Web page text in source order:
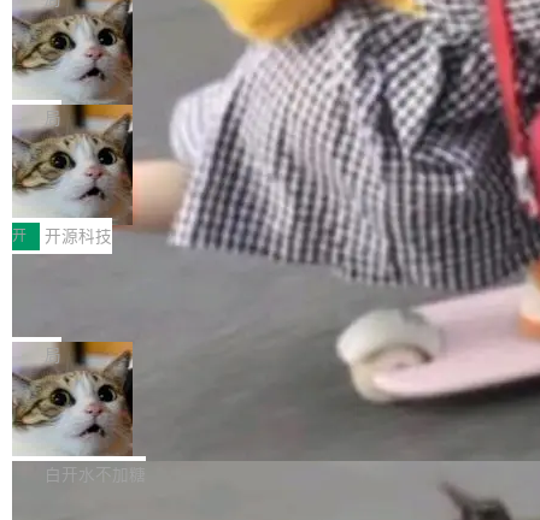
现实 过去两年，CIO们的焦虑清单上多了两项：
一是如何让大模型和智能体应用安全地从PoC走
向生产，二是如何让测试团队跟得上AI应用...
设置，如果用布尔值 + 可空字段来表示——bool
ean 表示是否可切换，nullable 的默认模式、浅
色方案、深色方案——会产生大量无意义的组
合。方案缺了、配置冲突了、全 null 了。要知道
哪些组合有效，作者说，你得靠"文档、校验、或
者部落知识"。 换个写法。Rust 的 enum，两个
变体：Switchable...
个"AI 知识库 + 聊天机器人"——每个大厂都在
做，没什么新鲜的。 但 Kenton Varda 在 Twitte
r 上把事情说清楚了： 今天我们发布了 Cloudfla
re OS，一个带连接器的聊天机器人，跟其他所
有科技公司做的一样。只不过，实际上它不一
样。这是 Sandstorm.io 的重制版，我十年前的
那个创业公司。不同的是，这次它构建在 Cloudf
lare Workers 上——我花了九年时间搭建的平台
——并且深度集成了 AI。这基本上是我十年秘密
Deno 团队开源 Celld，可自托管的分
布式 Durable Objects
Ryan Dahl 领导的 Deno 团队推出了最新开源项
目 Celld，一个能在自己机器上运行 Cloudflare
Workers 和 Durable Objects 的守护进程。 设
计思路很直接：每个对象是一个独立的 SQLite
数据库，按名称寻址，复制到你自己的 S3 兼容
存储库里。节点之间只通过这个存储库协调——
没有控制平面，没有共识协议。每个对象自带一
个小型数据库，应用天然按分片构建，单个数据
库的竞争和爆炸半径问题在设计层面就被消除
了。 闲置的 cell 会休眠到几乎不占资源。当 cel
l 迁移或唤醒时，新宿主从 S3 恢复 SQLite 数据
库继续执行。存储库是持久化的唯一真相...
局
鲁大师7月新机性能/流畅/AI榜：vivo夺
性能、流畅双第一，三星Galaxy Z系列
新折叠缺席
2026年7月的手机市场，由于存储等硬件成本暴
增，手机厂商的日子也不好过啊，新机速度明显
放缓，因此硝烟味淡了许多。新机参数规格除开
高价的三星折叠（三星Galaxy Z Fold8 Ultra / Z
Fold8 / Z Flip8）外，其余要么是中低端机器，
例如iQOO Z11i、REDMI Note 17、REDMI No
te 17 Pro、OPPO K15，要么是vivo X300 E这
样的次旗舰。 Galaxy Z Fold8 Ultra / Z Fold8 /
Z Flip8三款折叠屏新机均在7月22日发布，且全
部搭载骁龙8 Elite Gen5 for Galaxy，它们本该
开 开源科技
Zed 编辑器团队发布了新项目——DeltaDB，一
个在 git commit 之间记录每一次编辑操作的版
本控制系统。目前处于 Early Access 阶段。 De
ltaDB 的核心思路直接写在 landing page 最显
眼的位置：「Software is made between com
mits」——软件是在 commit 之间写出来的。git
局
SpaceXAI 单季资本开支达 183 亿美元
根据风险投资人Tomer Tunguz 博客（VC 分
析）披露的最新分析与第二季度业绩报告，Spac
白开水不加糖